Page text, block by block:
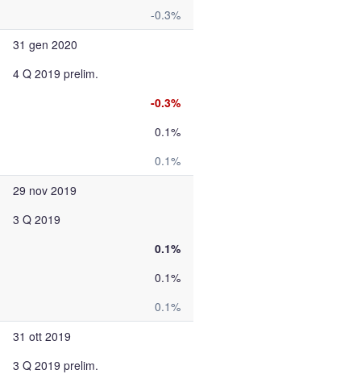
-0.3%
31 gen 2020
4 Q 2019 prelim.
-0.3%
0.1%
0.1%
29 nov 2019
3 Q 2019
0.1%
0.1%
0.1%
31 ott 2019
3 Q 2019 prelim.